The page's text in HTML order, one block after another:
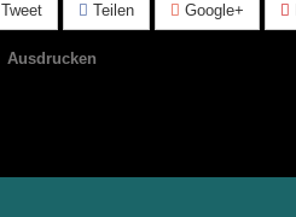
Tweet Teilen Google+
Ausdrucken